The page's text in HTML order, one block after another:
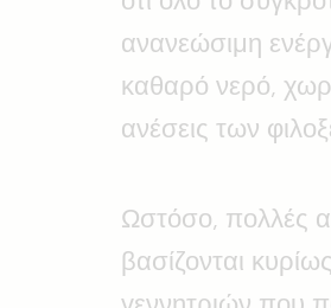
ανανεώσιμη
καθαρό νερό,
ανέσεις των
Ωστόσο, πολλές
βασίζονται